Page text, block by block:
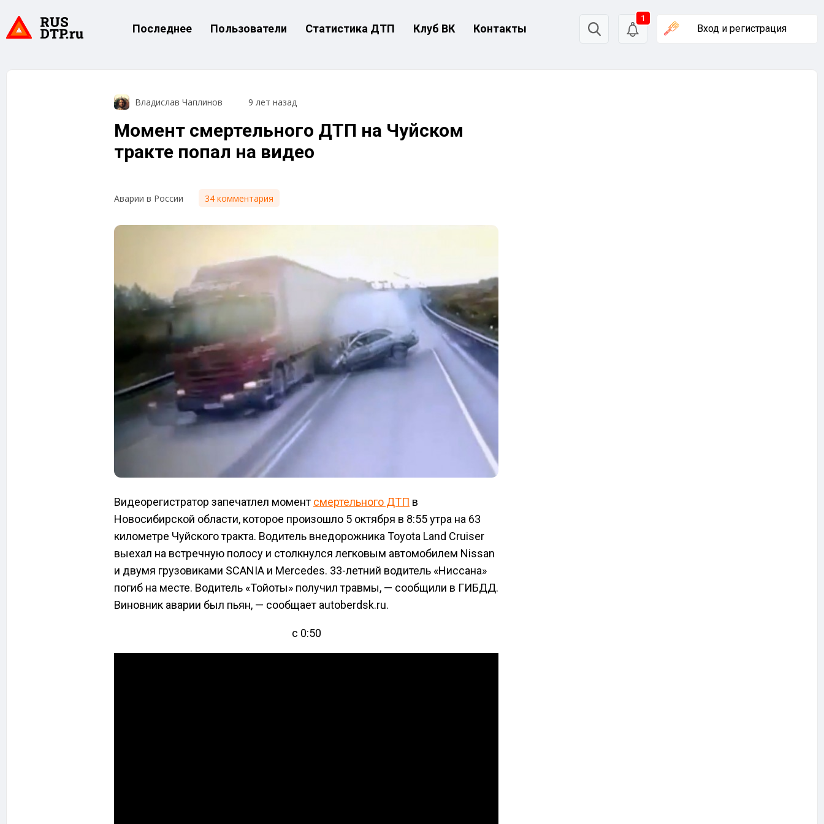
Последнее Пользователи Статистика ДТП Клуб ВК Контакты
1
Вход и регистрация
Владислав Чаплинов 9 лет назад
Момент смертельного ДТП на Чуйском
тракте попал на видео
Аварии в России 34 комментария
Видеорегистратор запечатлел момент смертельного ДТП в
Новосибирской области, которое произошло 5 октября в 8:55 утра на 63
километре Чуйского тракта. Водитель внедорожника Toyota Land Cruiser
выехал на встречную полосу и столкнулся легковым автомобилем Nissan
и двумя грузовиками SCANIA и Mercedes. 33-летний водитель «Ниссана»
погиб на месте. Водитель «Тойоты» получил травмы, — сообщили в ГИБДД.
Виновник аварии был пьян, — сообщает autoberdsk.ru.
с 0:50